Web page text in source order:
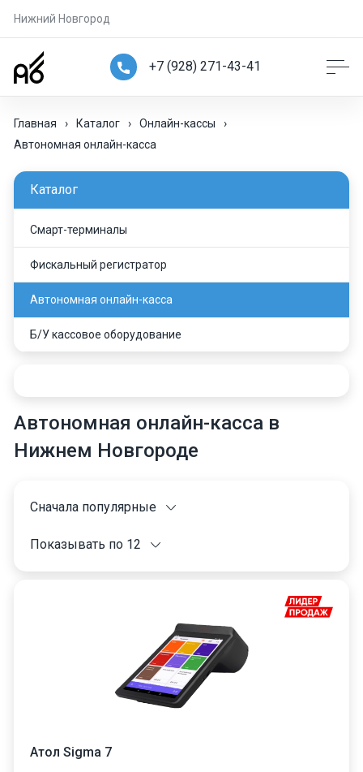
Нижний Новгород
+7 (928) 271-43-41
Главная › Каталог › Онлайн-кассы
›
Автономная онлайн-касса
Каталог
Смарт-терминалы
Фискальный регистратор
Автономная онлайн-касса
Б/У кассовое оборудование
Автономная онлайн-касса в
Нижнем Новгороде
Сначала популярные
Показывать по 12
Атол Sigma 7